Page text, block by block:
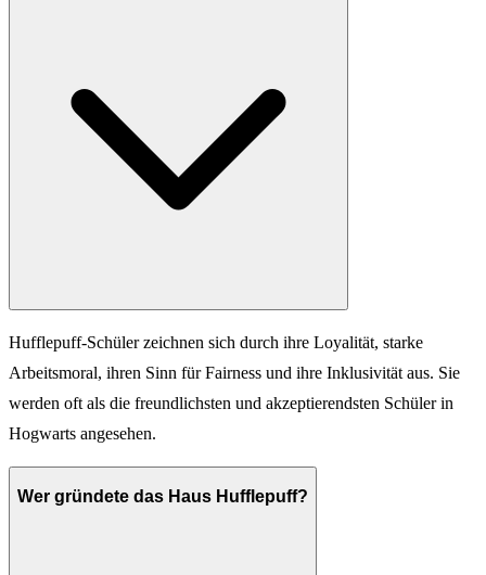
Hufflepuff-Schüler zeichnen sich durch ihre Loyalität, starke
Arbeitsmoral, ihren Sinn für Fairness und ihre Inklusivität aus. Sie
werden oft als die freundlichsten und akzeptierendsten Schüler in
Hogwarts angesehen.
Wer gründete das Haus Hufflepuff?